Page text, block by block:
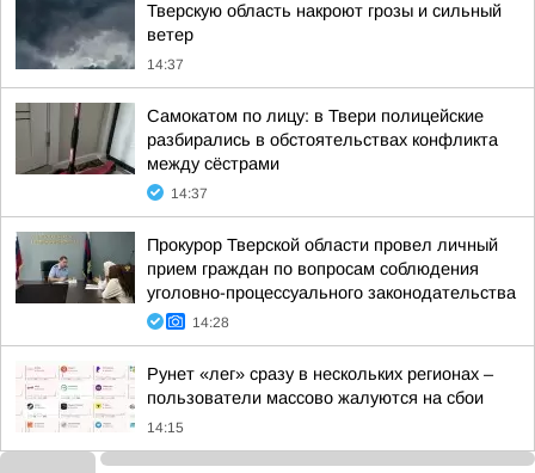
Тверскую область накроют грозы и сильный
ветер
14:37
Самокатом по лицу: в Твери полицейские
разбирались в обстоятельствах конфликта
между сёстрами
14:37
Прокурор Тверской области провел личный
прием граждан по вопросам соблюдения
уголовно-процессуального законодательства
14:28
Рунет «лег» сразу в нескольких регионах –
пользователи массово жалуются на сбои
14:15